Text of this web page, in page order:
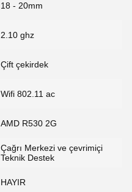
18 - 20mm
2.10 ghz
Çift çekirdek
Wifi 802.11 ac
AMD R530 2G
Çağrı Merkezi ve çevrimiçi
Teknik Destek
HAYIR